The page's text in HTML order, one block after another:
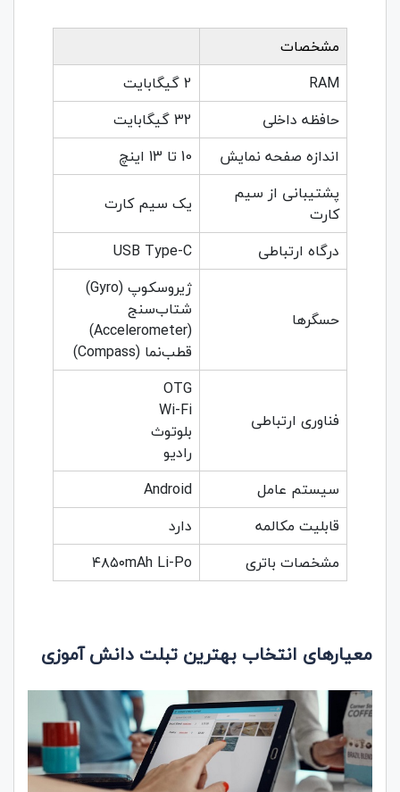
مشخصات
RAM
2 گیگابایت
حافظه داخلی
32 گیگابایت
اندازه صفحه نمایش
10 تا 13 اینچ
پشتیبانی از سیم
کارت
یک سیم کارت
درگاه ارتباطی
USB Type-C
حسگرها
ژیروسکوپ (Gyro)
شتاب‌سنج
(Accelerometer)
قطب‌نما (Compass)
فناوری ارتباطی
OTG
Wi-Fi
بلوتوث
رادیو
سیستم عامل
Android
قابلیت مکالمه
دارد
مشخصات باتری
۴۸۵۰mAh Li-Po
معیارهای انتخاب بهترین تبلت دانش آموزی